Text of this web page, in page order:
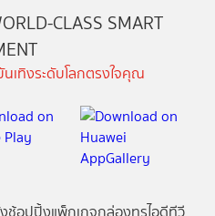
CLASS SMART
เทิงระดับโลกตรงใจคุณ